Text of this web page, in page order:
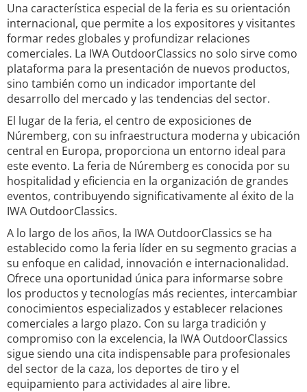
Una característica especial de la feria es su orientación
internacional, que permite a los expositores y visitantes
formar redes globales y profundizar relaciones
comerciales. La IWA OutdoorClassics no solo sirve como
plataforma para la presentación de nuevos productos,
sino también como un indicador importante del
desarrollo del mercado y las tendencias del sector.
El lugar de la feria, el centro de exposiciones de
Núremberg, con su infraestructura moderna y ubicación
central en Europa, proporciona un entorno ideal para
este evento. La feria de Núremberg es conocida por su
hospitalidad y eficiencia en la organización de grandes
eventos, contribuyendo significativamente al éxito de la
IWA OutdoorClassics.
A lo largo de los años, la IWA OutdoorClassics se ha
establecido como la feria líder en su segmento gracias a
su enfoque en calidad, innovación e internacionalidad.
Ofrece una oportunidad única para informarse sobre
los productos y tecnologías más recientes, intercambiar
conocimientos especializados y establecer relaciones
comerciales a largo plazo. Con su larga tradición y
compromiso con la excelencia, la IWA OutdoorClassics
sigue siendo una cita indispensable para profesionales
del sector de la caza, los deportes de tiro y el
equipamiento para actividades al aire libre.